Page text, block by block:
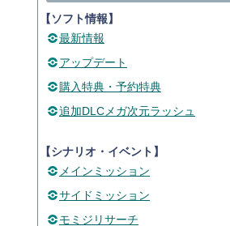
【ソフト情報】
最新情報
アップデート
購入特典・予約特典
追加DLCメガ次元ラッシュ
【シナリオ・イベント】
メインミッション
サイドミッション
モミジリサーチ